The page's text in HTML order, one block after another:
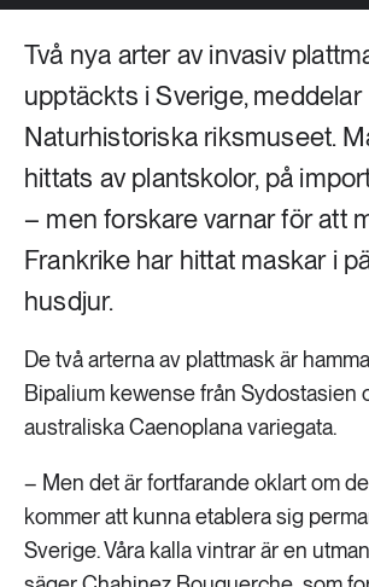
Två nya arter av invasiv
upptäckts i Sverige, meddelar
Naturhistoriska riksmuseet.
hittats av plantskolor, på
– men forskare varnar för att
Frankrike har hittat maskar i
husdjur.
De två arterna av plattmask är
Bipalium kewense från Sydostasien
australiska Caenoplana variegata.
– Men det är fortfarande oklart om
kommer att kunna etablera sig
Sverige. Våra kalla vintrar är en